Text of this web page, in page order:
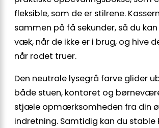
fleksible, som de er stilrene.
sammen på få sekunder, så du
væk, når de ikke er i brug, og hive
når rodet truer.
Den neutrale lysegrå farve glider
både stuen, kontoret og
stjæle opmærksomheden fra din
indretning. Samtidig kan du stable